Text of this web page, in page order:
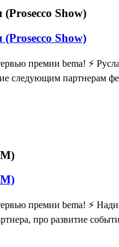
Show)
Show)
премии bema! ⚡
следующим партнерам
премии bema! ⚡
про развитие